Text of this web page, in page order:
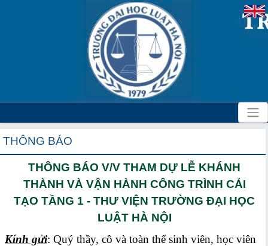
THÔNG BÁO
THÔNG BÁO V/V THAM DỰ LỄ KHÁNH
THÀNH VÀ VẬN HÀNH CÔNG TRÌNH CẢI
TẠO TẦNG 1 - THƯ VIỆN TRƯỜNG ĐẠI HỌC
LUẬT HÀ NỘI
Kính gửi: Quý thầy, cô và toàn thể sinh viên, học viên